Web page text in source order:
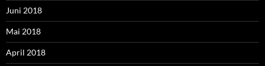
Juni 2018
Mai 2018
April 2018